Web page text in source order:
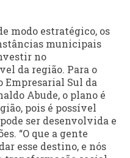
modo estratégico, os
municipais
no
da região. Para o
Empresarial Sul da
Abude, o plano é
pois é possível
ser desenvolvida e
“O que a gente
esse destino, e nós